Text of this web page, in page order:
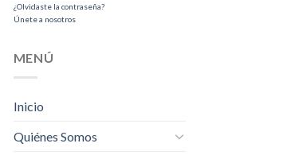
¿Olvidaste la contraseña?
Únete a nosotros
MENÚ
Inicio
Quiénes Somos